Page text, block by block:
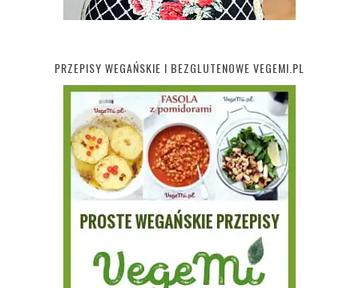
PRZEPISY WEGAŃSKIE I BEZGLUTENOWE VEGEMI.PL